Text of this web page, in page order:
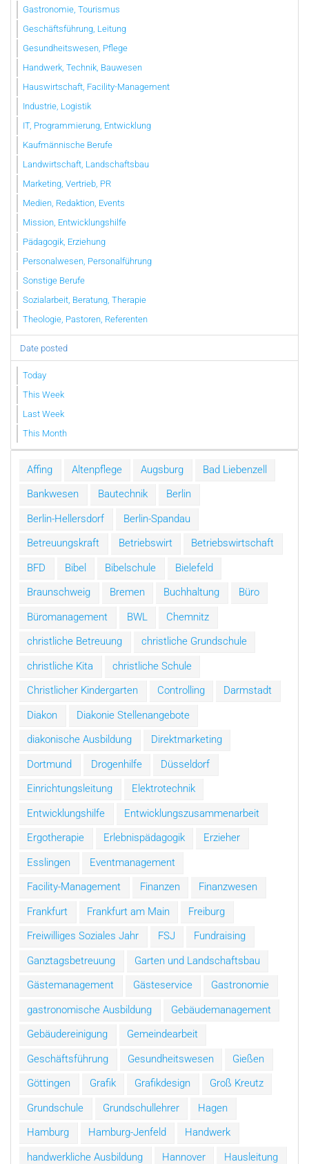
Gastronomie, Tourismus
Geschäftsführung, Leitung
Gesundheitswesen, Pflege
Handwerk, Technik, Bauwesen
Hauswirtschaft, Facility-Management
Industrie, Logistik
IT, Programmierung, Entwicklung
Kaufmännische Berufe
Landwirtschaft, Landschaftsbau
Marketing, Vertrieb, PR
Medien, Redaktion, Events
Mission, Entwicklungshilfe
Pädagogik, Erziehung
Personalwesen, Personalführung
Sonstige Berufe
Sozialarbeit, Beratung, Therapie
Theologie, Pastoren, Referenten
Date posted
Today
This Week
Last Week
This Month
Affing Altenpflege Augsburg
Bad Liebenzell
Bankwesen
Bautechnik
Berlin
Berlin-Hellersdorf
Berlin-Spandau
Betreuungskraft
Betriebswirt
Betriebswirtschaft
BFD
Bibel Bibelschule
Bielefeld
Braunschweig
Bremen Buchhaltung
Büro
Büromanagement
BWL
Chemnitz
christliche Betreuung
christliche Grundschule
christliche Kita
christliche Schule
Christlicher Kindergarten
Controlling
Darmstadt
Diakon
Diakonie Stellenangebote
diakonische Ausbildung
Direktmarketing
Dortmund
Drogenhilfe
Düsseldorf
Einrichtungsleitung
Elektrotechnik
Entwicklungshilfe
Entwicklungszusammenarbeit
Ergotherapie
Erlebnispädagogik
Erzieher
Esslingen
Eventmanagement
Facility-Management
Finanzen
Finanzwesen
Frankfurt
Frankfurt am Main
Freiburg
Freiwilliges Soziales Jahr
FSJ
Fundraising
Ganztagsbetreuung
Garten und Landschaftsbau
Gästemanagement
Gästeservice
Gastronomie
gastronomische Ausbildung
Gebäudemanagement
Gebäudereinigung
Gemeindearbeit
Geschäftsführung
Gesundheitswesen
Gießen
Göttingen
Grafik Grafikdesign
Groß Kreutz
Grundschule
Grundschullehrer
Hagen
Hamburg
Hamburg-Jenfeld
Handwerk
handwerkliche Ausbildung
Hannover
Hausleitung